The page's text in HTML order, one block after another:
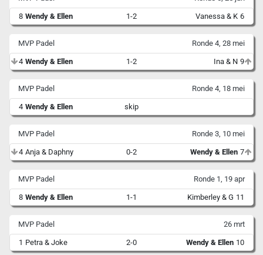
8 Wendy & Ellen 1-2 Vanessa & K 6
MVP Padel Ronde 4, 28 mei
4 Wendy & Ellen 1-2 Ina & N 9
MVP Padel Ronde 4, 18 mei
4 Wendy & Ellen skip
MVP Padel Ronde 3, 10 mei
4 Anja & Daphny 0-2 Wendy & Ellen 7
MVP Padel Ronde 1, 19 apr
8 Wendy & Ellen 1-1 Kimberley & G 11
MVP Padel 26 mrt
1 Petra & Joke 2-0 Wendy & Ellen 10